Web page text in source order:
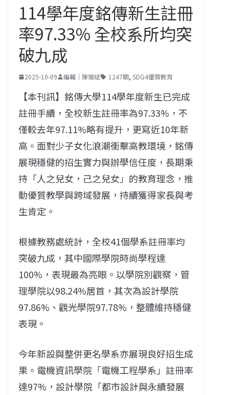
114學年度銘傳新生註冊
率97.33% 全校系所均突
破九成
2025-10-09 編輯｜陳瑞斌 1247期, SDG4優質教育
【本刊訊】銘傳大學114學年度新生已完成
註冊手續，全校新生註冊率為97.33%，不
僅較去年97.11%略有提升，更寫近10年新
高。面對少子女化浪潮衝擊高教環境，銘傳
展現穩健的招生實力與辦學信任度，長期秉
持「人之兒女，己之兒女」的教育理念，推
動優質教學與跨域發展，持續獲得家長與考
生肯定。
根據教務處統計，全校41個學系註冊率均
突破九成，其中國際學院時尚學程達
100%，表現最為亮眼。以學院別觀察，管
理學院以98.24%居首，其次為設計學院
97.86%、觀光學院97.78%，整體維持穩健
表現。
今年新設與整併更名學系亦展現良好招生成
果。電機資訊學院「電機工程學系」註冊率
達97%，設計學院「都市設計與永續發展